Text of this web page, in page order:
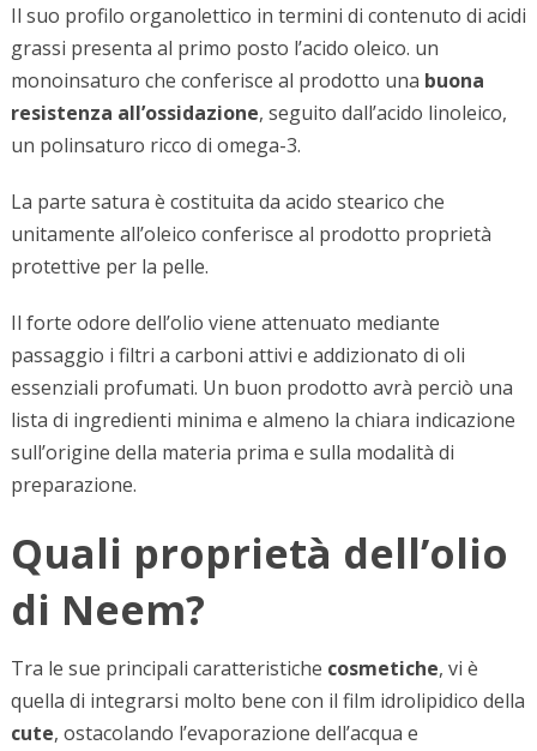
Il suo profilo organolettico in termini di contenuto di acidi
grassi presenta al primo posto l’acido oleico. un
monoinsaturo che conferisce al prodotto una buona
resistenza all’ossidazione, seguito dall’acido linoleico,
un polinsaturo ricco di omega-3.
La parte satura è costituita da acido stearico che
unitamente all’oleico conferisce al prodotto proprietà
protettive per la pelle.
Il forte odore dell’olio viene attenuato mediante
passaggio i filtri a carboni attivi e addizionato di oli
essenziali profumati. Un buon prodotto avrà perciò una
lista di ingredienti minima e almeno la chiara indicazione
sull’origine della materia prima e sulla modalità di
preparazione.
Quali proprietà dell’olio
di Neem?
Tra le sue principali caratteristiche cosmetiche, vi è
quella di integrarsi molto bene con il film idrolipidico della
cute, ostacolando l’evaporazione dell’acqua e